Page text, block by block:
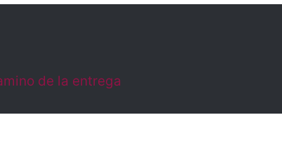
de la entrega